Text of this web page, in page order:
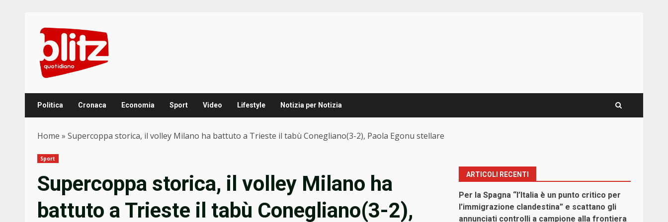
content
Politica Cronaca Economia Sport Video Lifestyle Notizia per Notizia
Home » Supercoppa storica, il volley Milano ha battuto a Trieste il tabù Conegliano(3-2), Paola Egonu stellare
Sport
Supercoppa storica, il volley Milano ha
battuto a Trieste il tabù Conegliano(3-2),
ARTICOLI RECENTI
Per la Spagna “l’Italia è un punto critico per
l’immigrazione clandestina” e scattano gli
annunciati controlli a campione alla frontiera